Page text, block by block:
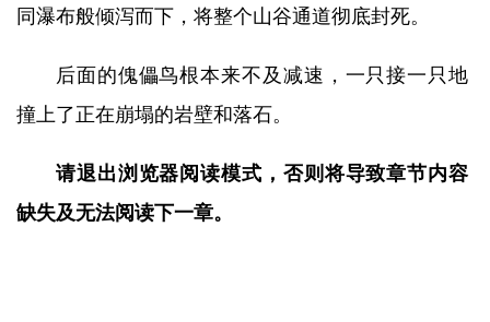
同瀑布般倾泻而下，将整个山谷通道彻底封死。
后面的傀儡鸟根本来不及减速，一只接一只地
撞上了正在崩塌的岩壁和落石。
请退出浏览器阅读模式，否则将导致章节内容
缺失及无法阅读下一章。